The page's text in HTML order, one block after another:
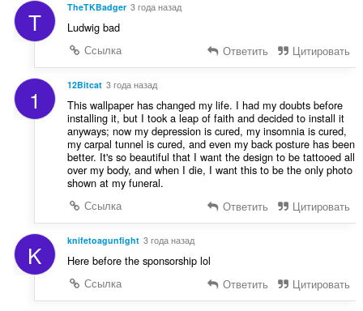
T TheTKBadger 3 года назад
Ludwig bad
Ссылка
Ответить Цитировать
1 12Bitcat 3 года назад
This wallpaper has changed my life. I had my doubts before
installing it, but I took a leap of faith and decided to install it
anyways; now my depression is cured, my insomnia is cured,
my carpal tunnel is cured, and even my back posture has been
better. It's so beautiful that I want the design to be tattooed all
over my body, and when I die, I want this to be the only photo
shown at my funeral.
Ссылка
Ответить Цитировать
K knifetoagunfight 3 года назад
Here before the sponsorship lol
Ссылка
Ответить Цитировать